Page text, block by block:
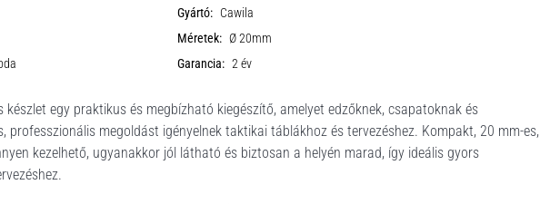
Gyártó: Cawila
Méretek: Ø 20mm
Garancia: 2 év
készlet egy praktikus és megbízható kiegészítő, amelyet edzőknek, csapatoknak és
professzionális megoldást igényelnek taktikai táblákhoz és tervezéshez. Kompakt, 20 mm-es,
kezelhető, ugyanakkor jól látható és biztosan a helyén marad, így ideális gyors